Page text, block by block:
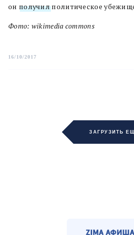
он получилполитическое
Фото: wikimedia commons
16/10/2017
ЗАГРУЗИТЬ